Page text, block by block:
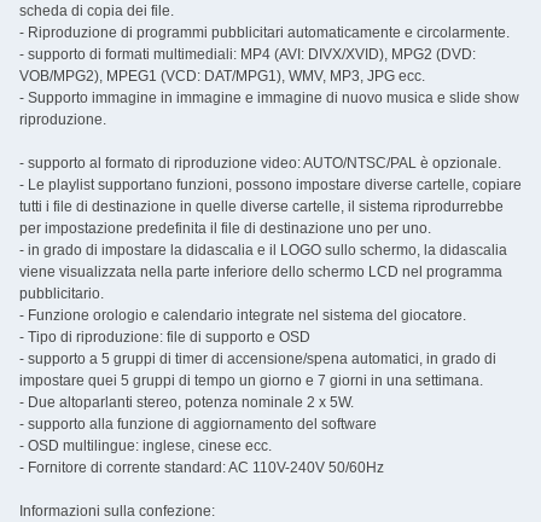
scheda di copia dei file.
- Riproduzione di programmi pubblicitari automaticamente e circolarmente.
- supporto di formati multimediali: MP4 (AVI: DIVX/XVID), MPG2 (DVD:
VOB/MPG2), MPEG1 (VCD: DAT/MPG1), WMV, MP3, JPG ecc.
- Supporto immagine in immagine e immagine di nuovo musica e slide show
riproduzione.
- supporto al formato di riproduzione video: AUTO/NTSC/PAL è opzionale.
- Le playlist supportano funzioni, possono impostare diverse cartelle, copiare
tutti i file di destinazione in quelle diverse cartelle, il sistema riprodurrebbe
per impostazione predefinita il file di destinazione uno per uno.
- in grado di impostare la didascalia e il LOGO sullo schermo, la didascalia
viene visualizzata nella parte inferiore dello schermo LCD nel programma
pubblicitario.
- Funzione orologio e calendario integrate nel sistema del giocatore.
- Tipo di riproduzione: file di supporto e OSD
- supporto a 5 gruppi di timer di accensione/spena automatici, in grado di
impostare quei 5 gruppi di tempo un giorno e 7 giorni in una settimana.
- Due altoparlanti stereo, potenza nominale 2 x 5W.
- supporto alla funzione di aggiornamento del software
- OSD multilingue: inglese, cinese ecc.
- Fornitore di corrente standard: AC 110V-240V 50/60Hz
Informazioni sulla confezione: